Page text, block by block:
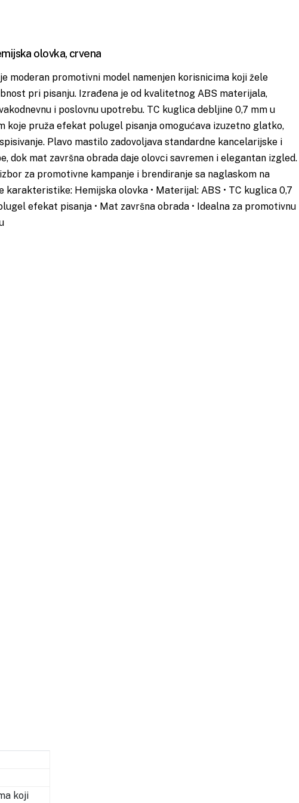
olovka, crvena
moderan promotivni model namenjen korisnicima koji žele
pri pisanju. Izrađena je od kvalitetnog ABS materijala,
i poslovnu upotrebu. TC kuglica debljine 0,7 mm u
koje pruža efekat polugel pisanja omogućava izuzetno glatko,
Plavo mastilo zadovoljava standardne kancelarijske i
dok mat završna obrada daje olovci savremen i elegantan izgled.
za promotivne kampanje i brendiranje sa naglaskom na
karakteristike: Hemijska olovka • Materijal: ABS • TC kuglica 0,7
efekat pisanja • Mat završna obrada • Idealna za promotivnu
koji